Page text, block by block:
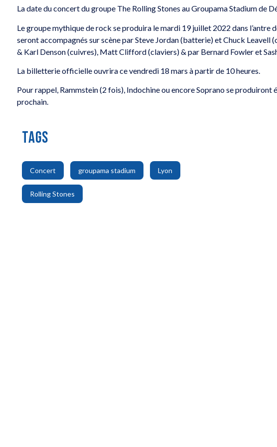
La date du concert du groupe The Rolling Stones au Groupama Stadium de
Le groupe mythique de rock se produira le mardi 19 juillet 2022 dans l’antre
seront accompagnés sur scène par Steve Jordan (batterie) et Chuck Leavell
& Karl Denson (cuivres), Matt Clifford (claviers) & par Bernard Fowler et
La billetterie officielle ouvrira ce vendredi 18 mars à partir de 10 heures.
Pour rappel, Rammstein (2 fois), Indochine ou encore Soprano se produiront
prochain.
TAGS
Concert
,
groupama stadium
,
Lyon
Rolling Stones